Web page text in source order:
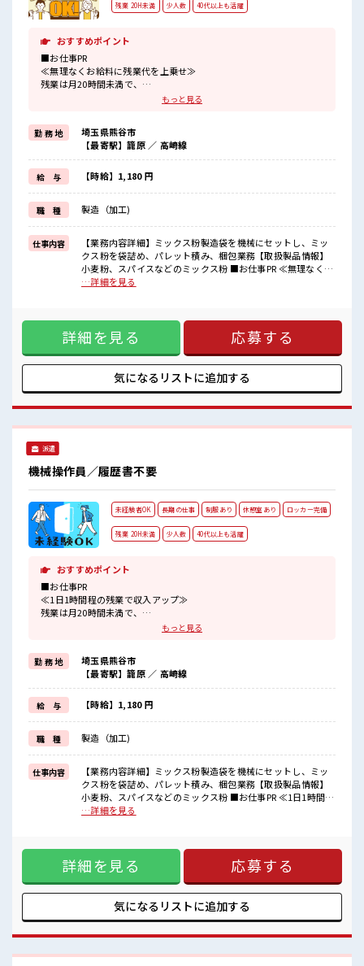
残業 20H未満 少人数 40代以上も活躍
おすすめポイント
■お仕事PR
≪無理なくお給料に残業代を上乗せ≫
残業は月20時間未満で、
≪未経験の方も大カンゲイ≫
新しいことにチャレンジするのは不安だけど、
しっかり働く環境が整っています！
イチからスキルUP・ステップUP目指していきましょう！
≪収入アップを目指せる≫
高時給だらけの派遣のお仕事です！
■職場の雰囲気
少人数の職場でこじんまり。
職場の仲間との交流もできちゃうかも？
休憩室完備でランチや休憩も充実しそう♪
職場にはロッカー完備！
私物の置きすぎには注意が必要ですね★
もっと見る
勤 務 地
埼玉県熊谷市
【最寄駅】籠原 ／ 高崎線
給 与 【時給】1,180 円
職 種 製造（加工)
仕事内容
【業務内容詳細】ミックス粉製造袋を機械にセットし、ミッ
クス粉を袋詰め、パレット積み、梱包業務【取扱製品情報】
小麦粉、スパイスなどのミックス粉 ■お仕事PR ≪無理なくお
給料に残業代を上乗せ≫ 残業は月20時間未満で、 ほどよく稼
けど、 しっかり働く環境が整っています！ イチからスキル
UP・ステップUP目指していきましょう！ ≪収入アップを目
指せる≫ 高時給だらけの派遣のお仕事です！ ■職場の雰囲気
少人数の職場でこじんまり。 職場の仲間との交流もできちゃ
うかも？ 休憩室完備でランチや休憩も充実しそう♪ 職場には
ロッカー完備！ 私物の置きすぎには注意が必要ですね★
…詳細を見る
詳細を見る 応募する
気になるリストに追加する
派遣
機械操作員／履歴書不要
未経験者OK 長期の仕事 制服あり 休憩室あり ロッカー完備
残業 20H未満 少人数 40代以上も活躍
おすすめポイント
■お仕事PR
≪1日1時間程の残業で収入アップ≫
残業は月20時間未満で、
制服があるので、
毎日の服装の悩み解消♪
≪未経験OKの仕事≫
新しいことにチャレンジするのは不安だけど、
しっかり働く環境が整っています！
イチからスキルUP・ステップUP目指していきましょう！
≪様々なお仕事をご提案≫
一人で悩まず気軽に相談できる、
派遣のお仕事です！
■職場の雰囲気
少人数ですぐに馴染むことができそう♪
アットホームな環境☆
私物の置きすぎには注意が必要ですね★
もっと見る
勤 務 地
埼玉県熊谷市
【最寄駅】籠原 ／ 高崎線
給 与 【時給】1,180 円
職 種 製造（加工)
仕事内容
【業務内容詳細】ミックス粉製造袋を機械にセットし、ミッ
クス粉を袋詰め、パレット積み、梱包業務【取扱製品情報】
小麦粉、スパイスなどのミックス粉 ■お仕事PR ≪1日1時間程
の残業で収入アップ≫ 残業は月20時間未満で、 ほどよく稼げ
るのは不安だけど、 しっかり働く環境が整っています！ イチ
からスキルUP・ステップUP目指していきましょう！ ≪様々
なお仕事をご提案≫ 一人で悩まず気軽に相談できる、 派遣の
お仕事です！ ■職場の雰囲気 少人数ですぐに馴染むことがで
きそう♪ アットホームな環境☆ 休憩室完備でランチや休憩も
充実しそう♪ 職場にはロッカー完備！ 私物の置きすぎには注
…詳細を見る
詳細を見る 応募する
気になるリストに追加する